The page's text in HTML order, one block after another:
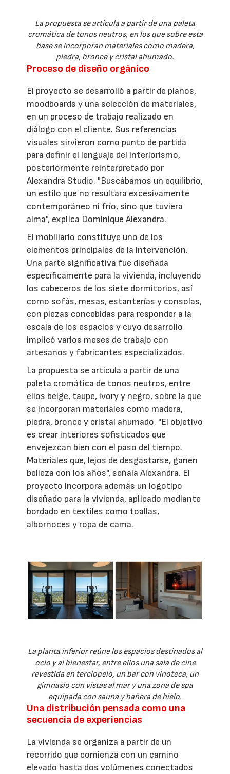
La propuesta se articula a partir de una paleta
cromática de tonos neutros, en los que sobre esta
base se incorporan materiales como madera,
piedra, bronce y cristal ahumado.
Proceso de diseño orgánico
El proyecto se desarrolló a partir de planos,
moodboards y una selección de materiales,
en un proceso de trabajo realizado en
diálogo con el cliente. Sus referencias
visuales sirvieron como punto de partida
para definir el lenguaje del interiorismo,
posteriormente reinterpretado por
Alexandra Studio. "Buscábamos un equilibrio,
un estilo que no resultara excesivamente
contemporáneo ni frío, sino que tuviera
alma", explica Dominique Alexandra.
El mobiliario constituye uno de los
elementos principales de la intervención.
Una parte significativa fue diseñada
específicamente para la vivienda, incluyendo
los cabeceros de los siete dormitorios, así
como sofás, mesas, estanterías y consolas,
con piezas concebidas para responder a la
escala de los espacios y cuyo desarrollo
implicó varios meses de trabajo con
artesanos y fabricantes especializados.
La propuesta se articula a partir de una
paleta cromática de tonos neutros, entre
ellos beige, taupe, ivory y negro, sobre la que
se incorporan materiales como madera,
piedra, bronce y cristal ahumado. "El objetivo
es crear interiores sofisticados que
envejezcan bien con el paso del tiempo.
Materiales que, lejos de desgastarse, ganen
belleza con los años", señala Alexandra. El
proyecto incorpora además un logotipo
diseñado para la vivienda, aplicado mediante
bordado en textiles como toallas,
albornoces y ropa de cama.
La planta inferior reúne los espacios destinados al
ocio y al bienestar, entre ellos una sala de cine
revestida en terciopelo, un bar con vinoteca, un
gimnasio con vistas al mar y una zona de spa
equipada con sauna y bañera de hielo.
Una distribución pensada como una
secuencia de experiencias
La vivienda se organiza a partir de un
recorrido que comienza con un camino
elevado hasta dos volúmenes conectados